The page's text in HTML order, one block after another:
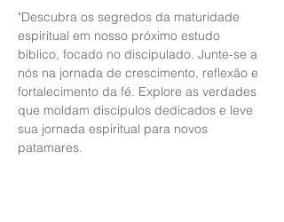
"Descubra os segredos da maturidade
espiritual em nosso próximo estudo
bíblico, focado no discipulado. Junte-se a
nós na jornada de crescimento, reflexão e
fortalecimento da fé. Explore as verdades
que moldam discípulos dedicados e leve
sua jornada espiritual para novos
patamares.